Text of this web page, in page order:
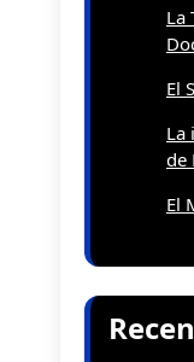
La
El
La
de
El